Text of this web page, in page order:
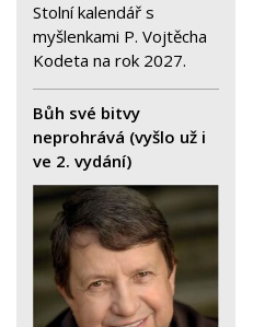
Stolní kalendář s
myšlenkami P. Vojtěcha
Kodeta na rok 2027.
Bůh své bitvy
neprohrává (vyšlo už i
ve 2. vydání)